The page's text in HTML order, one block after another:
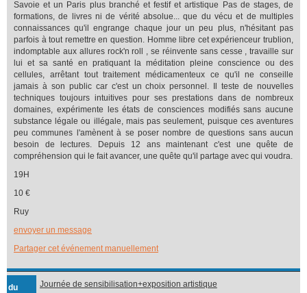
Savoie et un Paris plus branché et festif et artistique Pas de stages, de
formations, de livres ni de vérité absolue... que du vécu et de multiples
connaissances qu'il engrange chaque jour un peu plus, n'hésitant pas
parfois à tout remettre en question. Homme libre cet expérienceur trublion,
indomptable aux allures rock'n roll , se réinvente sans cesse , travaille sur
lui et sa santé en pratiquant la méditation pleine conscience ou des
cellules, arrêtant tout traitement médicamenteux ce qu'il ne conseille
jamais à son public car c'est un choix personnel. Il teste de nouvelles
techniques toujours intuitives pour ses prestations dans de nombreux
domaines, expérimente les états de consciences modifiés sans aucune
substance légale ou illégale, mais pas seulement, puisque ces aventures
peu communes l'amènent à se poser nombre de questions sans aucun
besoin de lectures. Depuis 12 ans maintenant c'est une quête de
compréhension qui le fait avancer, une quête qu'il partage avec qui voudra.
19H
10 €
Ruy
envoyer un message
Partager cet événement manuellement
du
Journée de sensibilisation+exposition artistique